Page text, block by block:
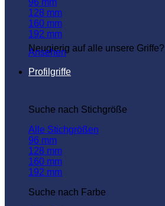
96 mm
128 mm
160 mm
192 mm
Neugierig auf alle unsere Griffe?
Ansehen
Profilgriffe
Suche nach Stichgröße
Alle Stichgrößen
96 mm
128 mm
160 mm
192 mm
Suche nach Farbe